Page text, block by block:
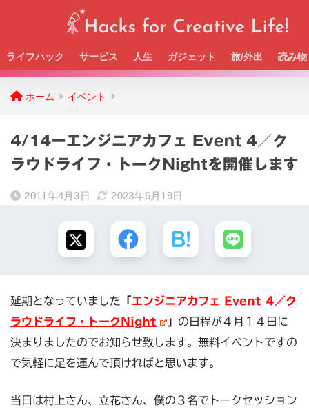
ライフハック サービス 人生 ガジェット 旅/外出 読み物
Beckの活動＆SNSまとめはこちら
ホーム イベント
4/14ーエンジニアカフェ Event 4／ク
ラウドライフ・トークNightを開催します
2011年4月3日 2023年6月19日
延期となっていました 「エンジニアカフェ Event 4／ク
ラウドライフ・トークNight
」 の日程が４月１４日に
決まりましたのでお知らせ致します。無料イベントですの
で気軽に足を運んで頂ければと思います。
当日は村上さん、立花さん、僕の３名でトークセッション